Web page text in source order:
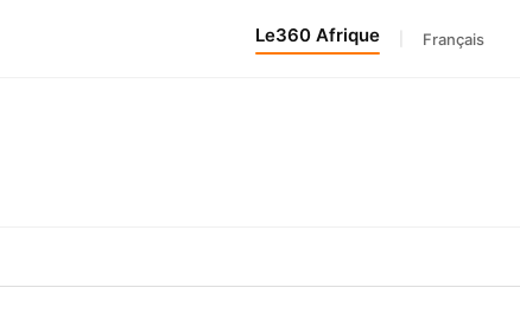
Le360 Afrique Français